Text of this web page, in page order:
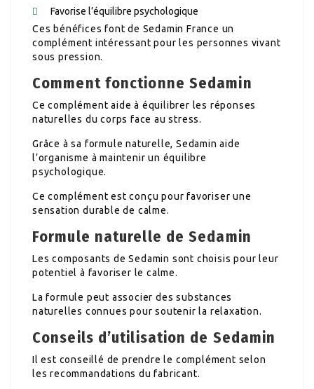
Favorise l’équilibre psychologique
Ces bénéfices font de Sedamin France un
complément intéressant pour les personnes vivant
sous pression.
Comment fonctionne Sedamin
Ce complément aide à équilibrer les réponses
naturelles du corps face au stress.
Grâce à sa formule naturelle, Sedamin aide
l’organisme à maintenir un équilibre
psychologique.
Ce complément est conçu pour favoriser une
sensation durable de calme.
Formule naturelle de Sedamin
Les composants de Sedamin sont choisis pour leur
potentiel à favoriser le calme.
La formule peut associer des substances
naturelles connues pour soutenir la relaxation.
Conseils d’utilisation de Sedamin
Il est conseillé de prendre le complément selon
les recommandations du fabricant.